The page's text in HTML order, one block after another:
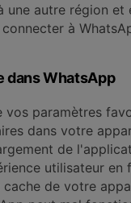
une autre région et
à
dans WhatsApp
vos paramètres
dans votre
de
utilisateur en
cache de votre